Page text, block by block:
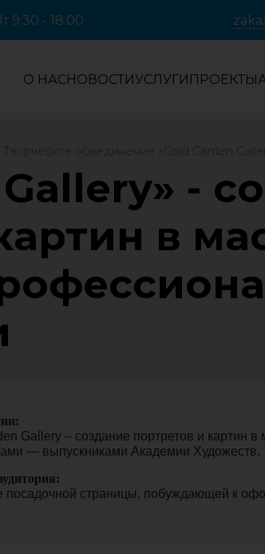
9:30 - 18:00
О НАСНОВОСТИУСЛУГИ ПРОЕКТЫ
-
в
Gallery – создание портретов и картин
— выпускниками Академии Художеств.
посадочной страницы, побуждающей к